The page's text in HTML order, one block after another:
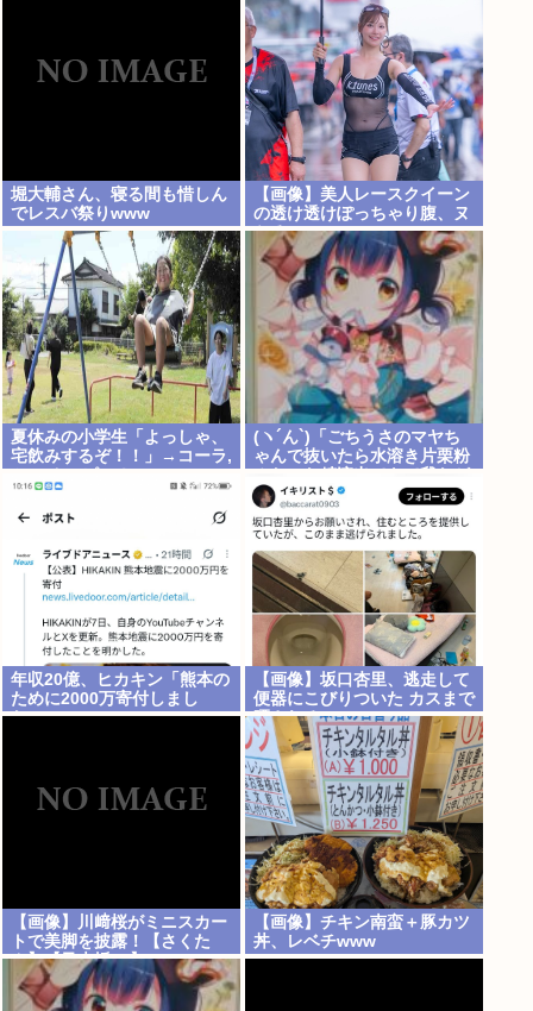
堀大輔さん、寝る間も惜しん
でレスバ祭りwww
【画像】美人レースクイーン
の透け透けぽっちゃり腹、ヌ
ケる
夏休みの小学生「よっしゃ、
宅飲みするぞ！！」→コーラ,
(ヽ´ん`)「ごちうさのマヤち
ゃんで抜いたら水溶き片栗粉
らビビった」
年収20億、ヒカキン「熊本の
ために2000万寄付しまし
た。」
【画像】坂口杏里、逃走して
便器にこびりついた カスまで
晒されるwww
【画像】川﨑桜がミニスカー
トで美脚を披露！【さくた
ん】【乃木坂46】
【画像】チキン南蛮＋豚カツ
丼、レベチwww